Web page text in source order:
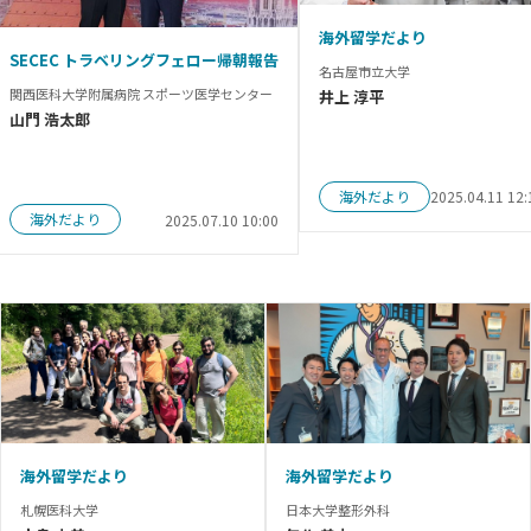
SECEC トラベリングフェロー帰朝報告
関西医科大学附属病院 スポーツ医学センター
山門 浩太郎
海外だより 2025.07.10 10:00
海外留学だより
名古屋市立大学
井上 淳平
海外だより 2025.04.11
海外留学だより
札幌医科大学
海外留学だより
日本大学整形外科